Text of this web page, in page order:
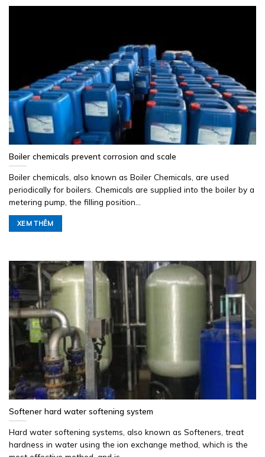
Boiler chemicals prevent corrosion and scale
Boiler chemicals, also known as Boiler Chemicals, are used
periodically for boilers. Chemicals are supplied into the boiler by a
metering pump, the filling position...
XEM THÊM
Softener hard water softening system
Hard water softening systems, also known as Softeners, treat
hardness in water using the ion exchange method, which is the